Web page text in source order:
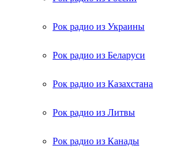
Рок радио из Украины
Рок радио из Беларуси
Рок радио из Казахстана
Рок радио из Литвы
Рок радио из Канады